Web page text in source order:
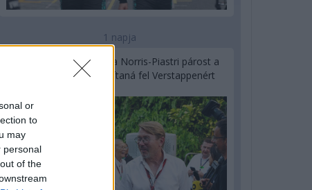
or
to
may
personal
of the
1 napja
Hakkinen megtartaná a Norris-Piastri párost a
McLarennél, nem borítaná fel Verstappenért